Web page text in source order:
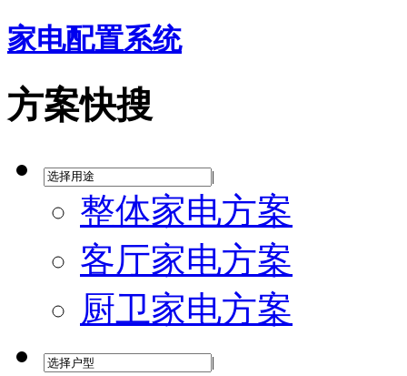
家电配置系统
方案快搜
|
整体家电方案
客厅家电方案
厨卫家电方案
|